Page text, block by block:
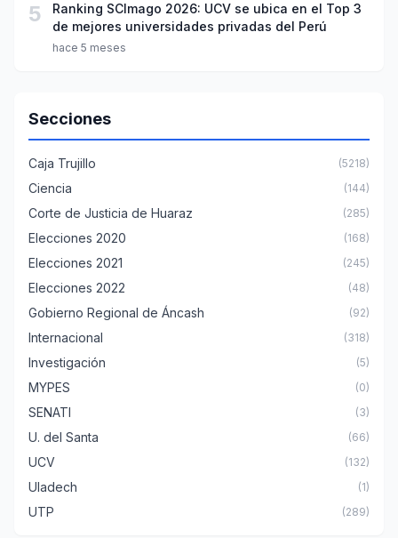
5
Ranking SCImago 2026: UCV se ubica en el Top 3
de mejores universidades privadas del Perú
hace 5 meses
Secciones
Caja Trujillo (5218)
Ciencia (144)
Corte de Justicia de Huaraz (285)
Elecciones 2020 (168)
Elecciones 2021 (245)
Elecciones 2022 (48)
Gobierno Regional de Áncash (92)
Internacional (318)
Investigación (5)
MYPES (0)
SENATI (3)
U. del Santa (66)
UCV (132)
Uladech (1)
UTP (289)